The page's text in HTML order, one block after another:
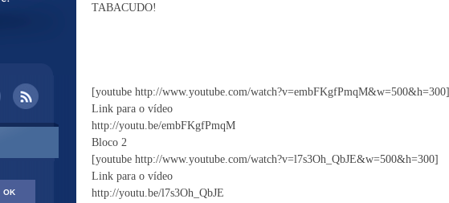
TABACUDO!
[youtube http://www.youtube.com/watch?v=embFKgfPmqM&w=500&h=300]
Link para o vídeo
http://youtu.be/embFKgfPmqM
Bloco 2
[youtube http://www.youtube.com/watch?v=l7s3Oh_QbJE&w=500&h=300]
Link para o vídeo
http://youtu.be/l7s3Oh_QbJE